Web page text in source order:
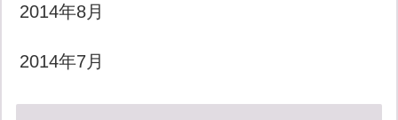
2014年8月
2014年7月